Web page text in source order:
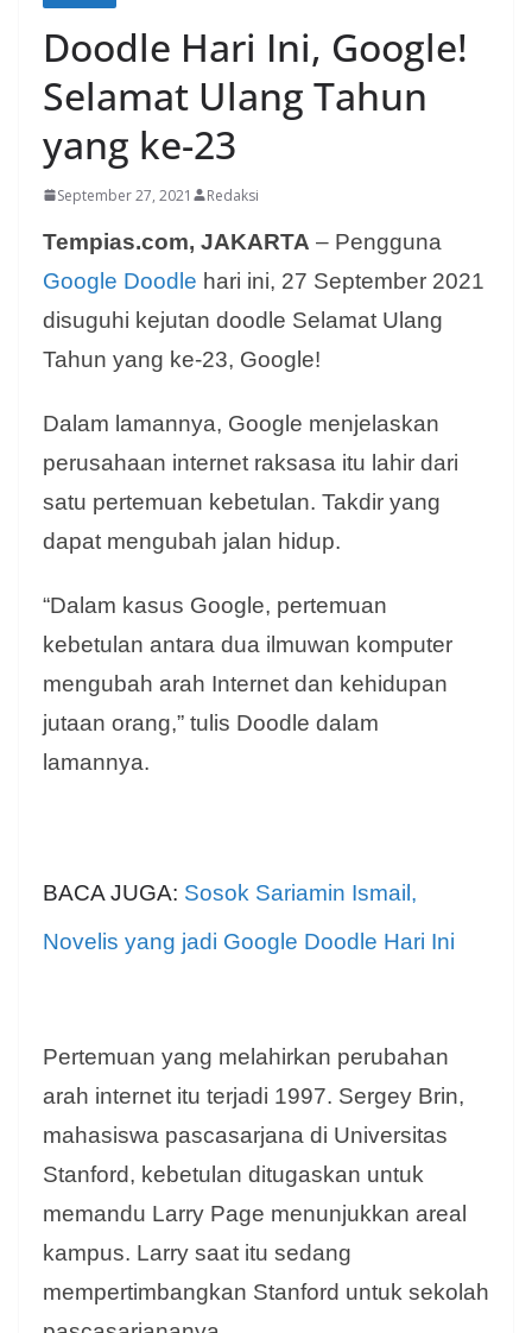
Doodle Hari Ini, Google!
Selamat Ulang Tahun
yang ke-23
September 27, 2021 Redaksi
Tempias.com, JAKARTA – Pengguna
Google Doodle hari ini, 27 September 2021
disuguhi kejutan doodle Selamat Ulang
Tahun yang ke-23, Google!
Dalam lamannya, Google menjelaskan
perusahaan internet raksasa itu lahir dari
satu pertemuan kebetulan. Takdir yang
dapat mengubah jalan hidup.
“Dalam kasus Google, pertemuan
kebetulan antara dua ilmuwan komputer
mengubah arah Internet dan kehidupan
jutaan orang,” tulis Doodle dalam
lamannya.
BACA JUGA: Sosok Sariamin Ismail,
Novelis yang jadi Google Doodle Hari Ini
Pertemuan yang melahirkan perubahan
arah internet itu terjadi 1997. Sergey Brin,
mahasiswa pascasarjana di Universitas
Stanford, kebetulan ditugaskan untuk
memandu Larry Page menunjukkan areal
kampus. Larry saat itu sedang
mempertimbangkan Stanford untuk sekolah